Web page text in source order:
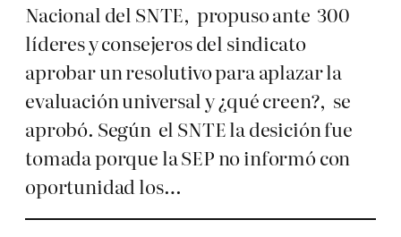
Nacional del SNTE, propuso ante 300
líderes y consejeros del sindicato
aprobar un resolutivo para aplazar la
evaluación universal y ¿qué creen?, se
aprobó. Según el SNTE la desición fue
tomada porque la SEP no informó con
oportunidad los…